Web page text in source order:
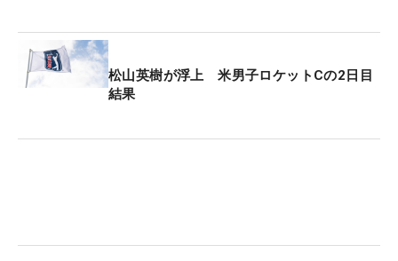
えました」。形状はいずれもピン型。ヘッドの特性
ではなく、フェースインサートの硬さが変更のポイ
ントだった。軟らかいトラスが今週の速いグリーン
松山英樹が浮上 米男子ロケットCの2日目
結果